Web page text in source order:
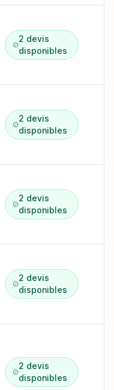
2 devis
disponibles
2 devis
disponibles
2 devis
disponibles
2 devis
disponibles
2 devis
disponibles